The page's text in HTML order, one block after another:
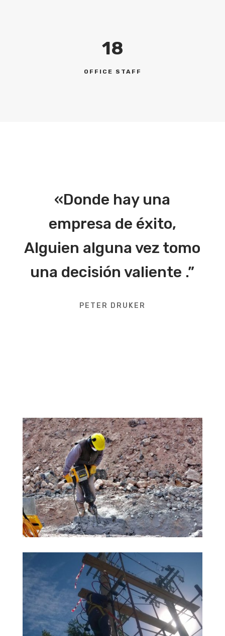
18
OFFICE STAFF
«Donde hay una
empresa de éxito,
Alguien alguna vez tomo
una decisión valiente .”
PETER DRUKER